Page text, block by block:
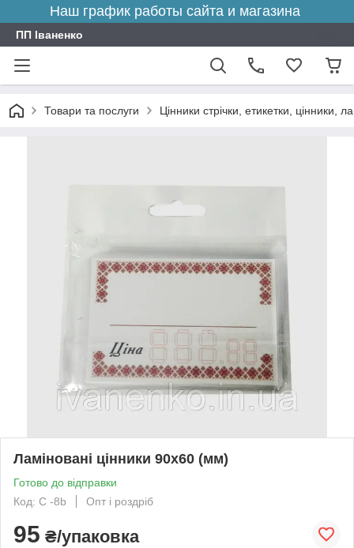
Наш график работы сайта и магазина
ПП Іваненко
Товари та послуги Цінники стрічки, етикетки, цінники,
Ламіновані цінники 90х60 (мм)
Готово до відправки
Код: С -8b
Опт і роздріб
95 ₴/упаковка